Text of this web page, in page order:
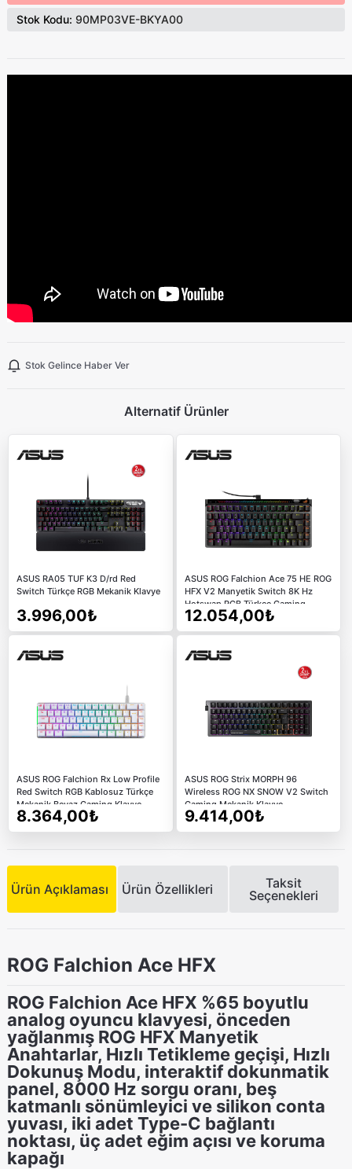
Stok Kodu: 90MP03VE-BKYA00
Stok Gelince Haber Ver
Alternatif Ürünler
ASUS RA05 TUF K3 D/rd Red
Switch Türkçe RGB Mekanik Klavye
3.996,00₺
ASUS ROG Falchion Ace 75 HE ROG
HFX V2 Manyetik Switch 8K Hz
Hotswap RGB Türkçe Gaming
Klavye
12.054,00₺
ASUS ROG Falchion Rx Low Profile
Red Switch RGB Kablosuz Türkçe
Mekanik Beyaz Gaming Klavye
8.364,00₺
ASUS ROG Strix MORPH 96
Wireless ROG NX SNOW V2 Switch
Gaming Mekanik Klavye
9.414,00₺
Ürün Açıklaması Ürün Özellikleri
Taksit
Seçenekleri
ROG Falchion Ace HFX
ROG Falchion Ace HFX %65 boyutlu
analog oyuncu klavyesi, önceden
yağlanmış ROG HFX Manyetik
Anahtarlar, Hızlı Tetikleme geçişi, Hızlı
Dokunuş Modu, interaktif dokunmatik
panel, 8000 Hz sorgu oranı, beş
katmanlı sönümleyici ve silikon conta
yuvası, iki adet Type-C bağlantı
noktası, üç adet eğim açısı ve koruma
kapağı